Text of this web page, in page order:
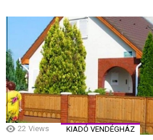
22 Views KIADÓ VENDÉGHÁZ